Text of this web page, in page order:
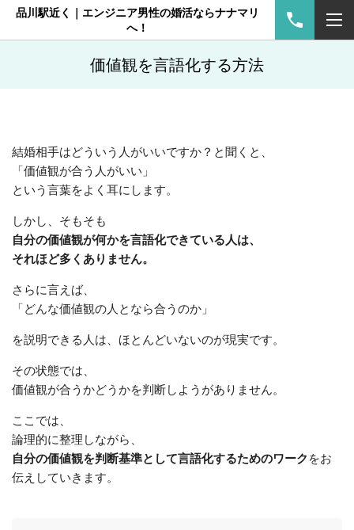
品川駅近く｜エンジニア男性の婚活ならナナマリ
へ！
価値観を言語化する方法
結婚相手はどういう人がいいですか？と聞くと、
「価値観が合う人がいい」
という言葉をよく耳にします。
しかし、そもそも
自分の価値観が何かを言語化できている人は、
それほど多くありません。
さらに言えば、
「どんな価値観の人となら合うのか」
を説明できる人は、ほとんどいないのが現実です。
その状態では、
価値観が合うかどうかを判断しようがありません。
ここでは、
論理的に整理しながら、
自分の価値観を判断基準として言語化するためのワーク をお
伝えしていきます。